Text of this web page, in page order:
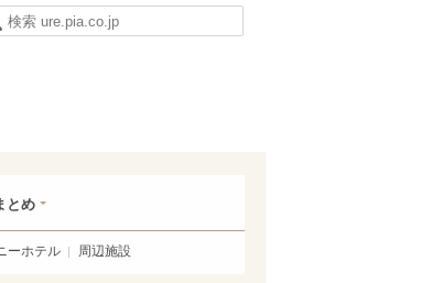
とめ
ーホテル 周辺施設